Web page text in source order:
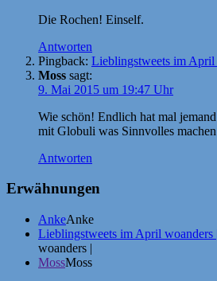
Die Rochen! Einself.
Antworten
Pingback: Lieblingstweets im April
Moss sagt:
9. Mai 2015 um 19:47 Uhr
Wie schön! Endlich hat mal
mit Globuli was Sinnvolles
Antworten
Erwähnungen
AnkeAnke
Lieblingstweets im April woanders |
woanders |
MossMoss